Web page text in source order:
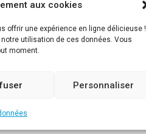
aux cookies
offrir une expérience en ligne délicieuse !
utilisation de ces données. Vous
moment.
Personnaliser